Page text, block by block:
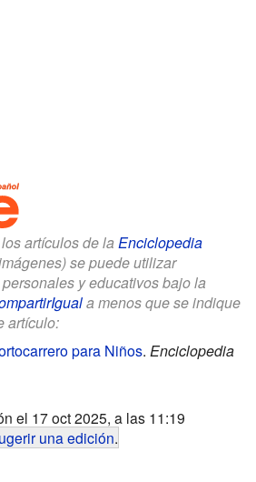
artículos de la Enciclopedia
se puede utilizar
y educativos bajo la
a menos que se indique
artículo:
para Niños. Enciclopedia
el 17 oct 2025, a las 11:19
una edición.